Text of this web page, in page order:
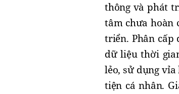
thông và phát
tâm chưa hoàn
triển. Phân cấp
dữ liệu thời
lẻo, sử dụng
tiện cá nhân.